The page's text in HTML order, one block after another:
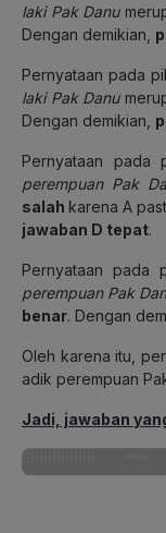
laki Pak Danu
Dengan demikian,
Pernyataan pada
laki Pak Danu
Dengan demikian,
Pernyataan pada
perempuan Pak
salah karena A
jawaban D tepat.
Pernyataan pada
perempuan Pak
benar. Dengan
Oleh karena itu,
adik perempuan
Jadi, jawaban